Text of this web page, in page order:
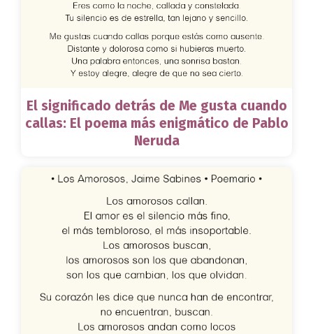
El significado detrás de Me gusta cuando
callas: El poema más enigmático de Pablo
Neruda